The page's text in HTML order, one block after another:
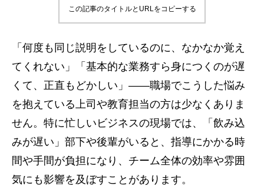
この記事のタイトルとURLをコピーする
「何度も同じ説明をしているのに、なかなか覚え
てくれない」「基本的な業務すら身につくのが遅
くて、正直もどかしい」——職場でこうした悩み
を抱えている上司や教育担当の方は少なくありま
せん。特に忙しいビジネスの現場では、「飲み込
みが遅い」部下や後輩がいると、指導にかかる時
間や手間が負担になり、チーム全体の効率や雰囲
気にも影響を及ぼすことがあります。